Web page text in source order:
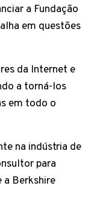
a Fundação
em questões
da Internet e
a torná-los
em todo o
na indústria de
para
a Berkshire